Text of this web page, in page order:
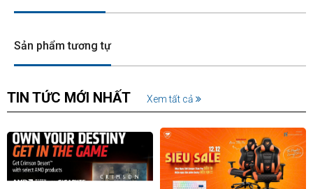
Sản phẩm tương tự
TIN TỨC MỚI NHẤT Xem tất cả